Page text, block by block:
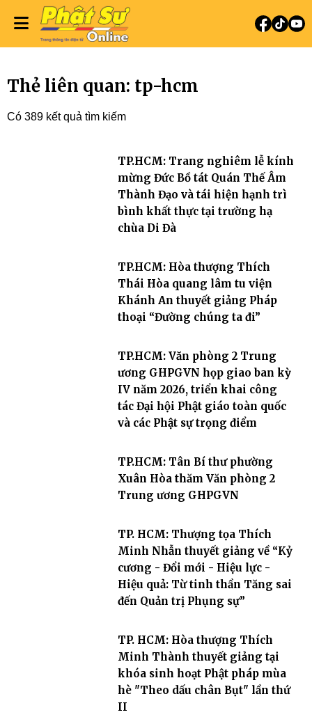
Thẻ liên quan: tp-hcm
Có 389 kết quả tìm kiếm
TP.HCM: Trang nghiêm lễ kính
mừng Đức Bồ tát Quán Thế Âm
Thành Đạo và tái hiện hạnh trì
bình khất thực tại trường hạ
chùa Di Đà
TP.HCM: Hòa thượng Thích
Thái Hòa quang lâm tu viện
Khánh An thuyết giảng Pháp
thoại “Đường chúng ta đi”
TP.HCM: Văn phòng 2 Trung
ương GHPGVN họp giao ban kỳ
IV năm 2026, triển khai công
tác Đại hội Phật giáo toàn quốc
và các Phật sự trọng điểm
TP.HCM: Tân Bí thư phường
Xuân Hòa thăm Văn phòng 2
Trung ương GHPGVN
TP. HCM: Thượng tọa Thích
Minh Nhẫn thuyết giảng về “Kỷ
cương - Đổi mới - Hiệu lực -
Hiệu quả: Từ tinh thần Tăng sai
đến Quản trị Phụng sự”
TP. HCM: Hòa thượng Thích
Minh Thành thuyết giảng tại
khóa sinh hoạt Phật pháp mùa
hè "Theo dấu chân Bụt" lần thứ
II